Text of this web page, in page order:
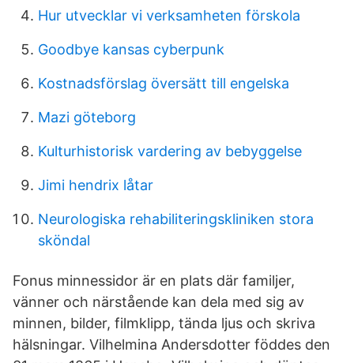
Hur utvecklar vi verksamheten förskola
Goodbye kansas cyberpunk
Kostnadsförslag översätt till engelska
Mazi göteborg
Kulturhistorisk vardering av bebyggelse
Jimi hendrix låtar
Neurologiska rehabiliteringskliniken stora
sköndal
Fonus minnessidor är en plats där familjer,
vänner och närstående kan dela med sig av
minnen, bilder, filmklipp, tända ljus och skriva
hälsningar. Vilhelmina Andersdotter föddes den